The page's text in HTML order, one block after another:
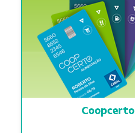
Coopcerto